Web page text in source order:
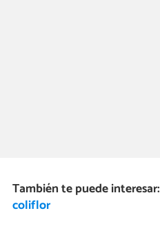
También te puede interesar:
coliflor